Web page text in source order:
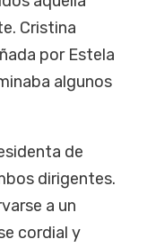
Cristina
por Estela
algunos
de
dirigentes.
a un
cordial y